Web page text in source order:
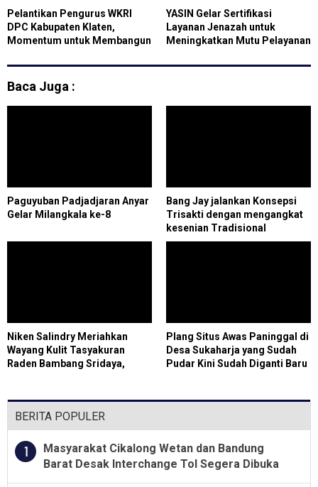
Pelantikan Pengurus WKRI
DPC Kabupaten Klaten,
Momentum untuk Membangun
YASIN Gelar Sertifikasi
Layanan Jenazah untuk
Meningkatkan Mutu Pelayanan
Baca Juga :
Paguyuban Padjadjaran Anyar
Gelar Milangkala ke-8
Bang Jay jalankan Konsepsi
Trisakti dengan mengangkat
kesenian Tradisional
Angklung di Sukabumi.
Niken Salindry Meriahkan
Wayang Kulit Tasyakuran
Raden Bambang Sridaya,
Plang Situs Awas Paninggal di
Desa Sukaharja yang Sudah
Pudar Kini Sudah Diganti Baru
BERITA POPULER
1
Masyarakat Cikalong Wetan dan Bandung
Barat Desak Interchange Tol Segera Dibuka